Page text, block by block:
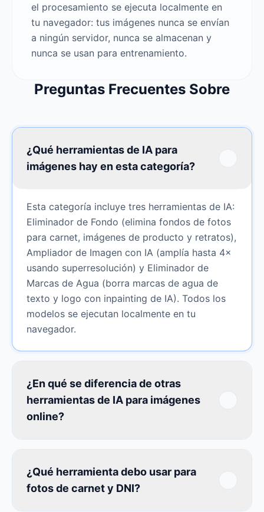
el procesamiento se ejecuta localmente en
tu navegador: tus imágenes nunca se envían
a ningún servidor, nunca se almacenan y
nunca se usan para entrenamiento.
Preguntas Frecuentes Sobre
¿Qué herramientas de IA para
imágenes hay en esta categoría?
Esta categoría incluye tres herramientas de IA:
Eliminador de Fondo (elimina fondos de fotos
para carnet, imágenes de producto y retratos),
Ampliador de Imagen con IA (amplía hasta 4×
usando superresolución) y Eliminador de
Marcas de Agua (borra marcas de agua de
texto y logo con inpainting de IA). Todos los
modelos se ejecutan localmente en tu
navegador.
¿En qué se diferencia de otras
herramientas de IA para imágenes
online?
¿Qué herramienta debo usar para
fotos de carnet y DNI?